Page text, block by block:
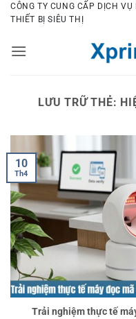
Bỏ
qua
dung
CÔNG TY CUNG CẤP DỊCH
THIẾT BỊ SIÊU THỊ
LƯU TRỮ THẺ:
Trải nghiệm thực tế
10
Th4